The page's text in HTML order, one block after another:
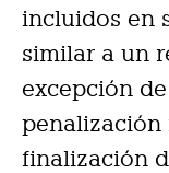
incluidos en
similar a un
excepción
penalización
finalización